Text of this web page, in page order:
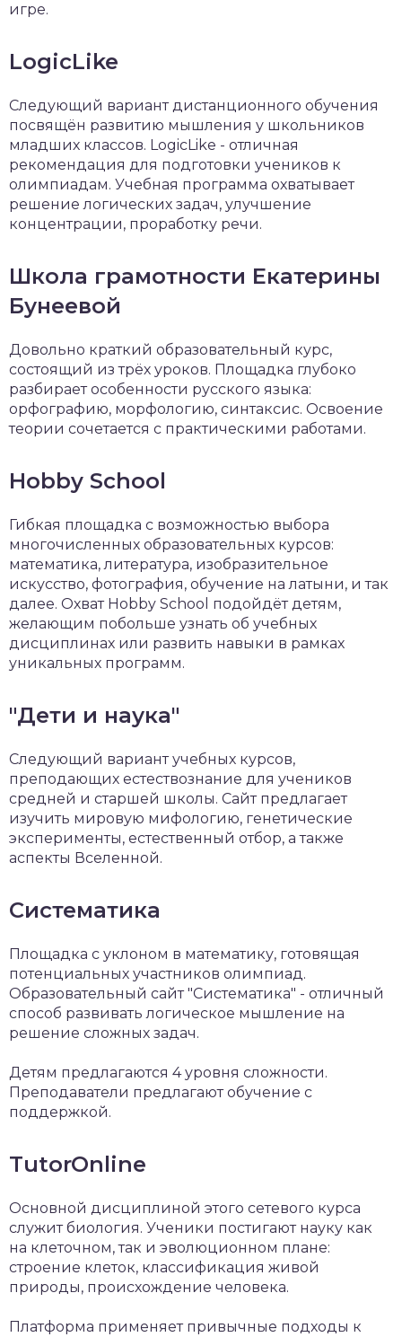
игре.
LogicLike
Следующий вариант дистанционного обучения
посвящён развитию мышления у школьников
младших классов. LogicLike - отличная
рекомендация для подготовки учеников к
олимпиадам. Учебная программа охватывает
решение логических задач, улучшение
концентрации, проработку речи.
Школа грамотности Екатерины
Бунеевой
Довольно краткий образовательный курс,
состоящий из трёх уроков. Площадка глубоко
разбирает особенности русского языка:
орфографию, морфологию, синтаксис. Освоение
теории сочетается с практическими работами.
Hobby School
Гибкая площадка с возможностью выбора
многочисленных образовательных курсов:
математика, литература, изобразительное
искусство, фотография, обучение на латыни, и так
далее. Охват Hobby School подойдёт детям,
желающим побольше узнать об учебных
дисциплинах или развить навыки в рамках
уникальных программ.
"Дети и наука"
Следующий вариант учебных курсов,
преподающих естествознание для учеников
средней и старшей школы. Сайт предлагает
изучить мировую мифологию, генетические
эксперименты, естественный отбор, а также
аспекты Вселенной.
Систематика
Площадка с уклоном в математику, готовящая
потенциальных участников олимпиад.
Образовательный сайт "Систематика" - отличный
способ развивать логическое мышление на
решение сложных задач.
Детям предлагаются 4 уровня сложности.
Преподаватели предлагают обучение с
поддержкой.
TutorOnline
Основной дисциплиной этого сетевого курса
служит биология. Ученики постигают науку как
на клеточном, так и эволюционном плане:
строение клеток, классификация живой
природы, происхождение человека.
Платформа применяет привычные подходы к